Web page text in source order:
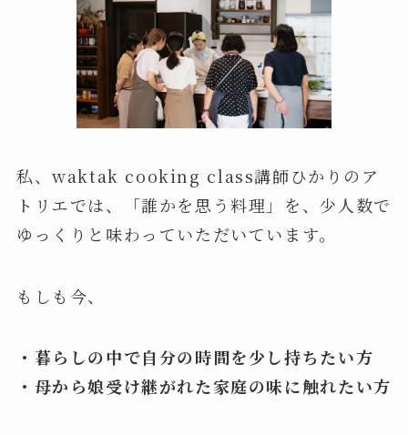
私、waktak cooking class講師ひかりのア
トリエでは、「誰かを思う料理」を、少人数で
ゆっくりと味わっていただいています。
もしも今、
・暮らしの中で自分の時間を少し持ちたい方
・母から娘受け継がれた家庭の味に触れたい方